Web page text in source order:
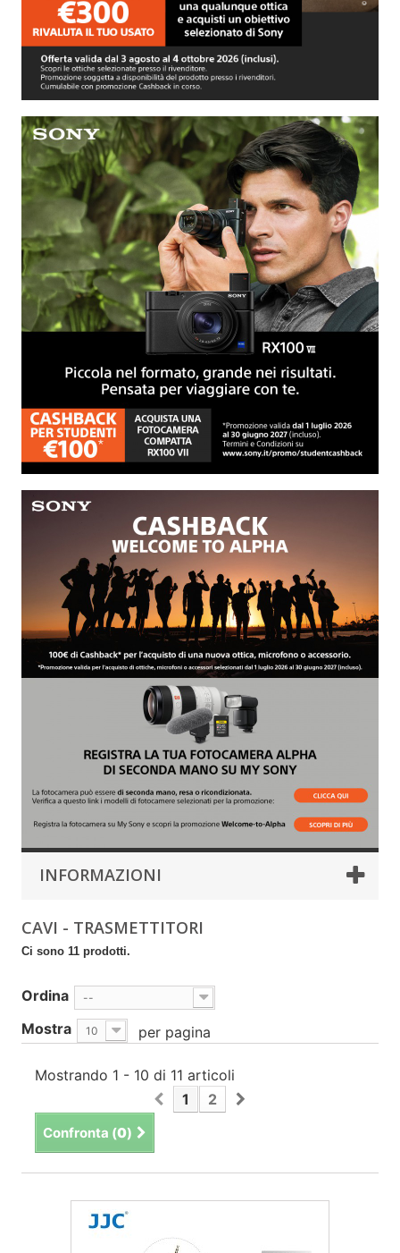
INFORMAZIONI
CAVI - TRASMETTITORI
Ci sono 11 prodotti.
Ordina --
Mostra 10 per pagina
Confronta (0)
1 2
Mostrando 1 - 10 di 11 articoli